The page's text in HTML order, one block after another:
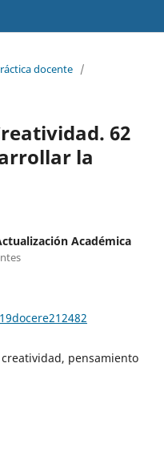
docente /
62
la
Académica
pensamiento